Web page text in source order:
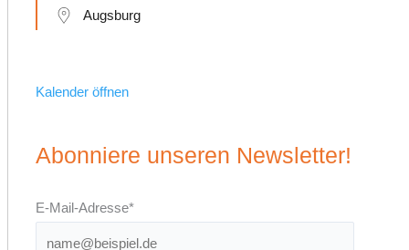
Augsburg
Kalender öffnen
Abonniere unseren Newsletter!
E-Mail-Adresse*